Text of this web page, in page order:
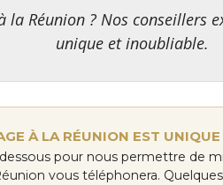
Réunion ? Nos
unique et inoubliable.
À LA RÉUNION EST UNIQUE
pour nous permettre de
vous téléphonera.